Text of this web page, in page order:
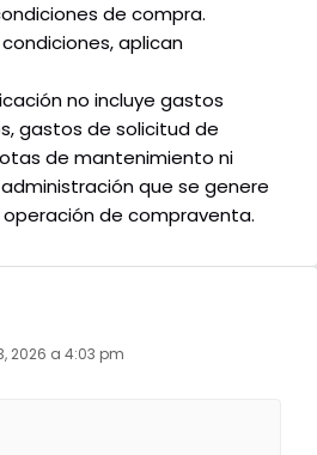
de compra.
aplican
no incluye gastos
gastos de solicitud de
de mantenimiento ni
que se genere
de compraventa.
2026 a 4:03 pm